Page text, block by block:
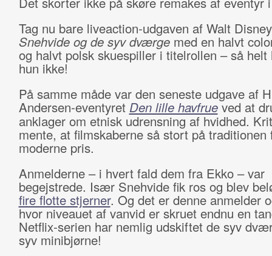
Tag nu bare liveaction-udgaven af Walt
Snehvide og de syv dværge med en halvt
og halvt polsk skuespiller i titelrollen – så helt
hun ikke!
På samme måde var den seneste udgave af
Andersen-eventyret Den lille havfrueved at
anklager om etnisk udrensning af hvidhed.
mente, at filmskaberne så stort på traditionen
moderne pris.
Anmelderne – i hvert fald dem fra Ekko – var
begejstrede. Især Snehvide fik ros og blev
fire flotte stjerner. Og det er denne anmelder
hvor niveauet af vanvid er skruet endnu en
Netflix-serien har nemlig udskiftet de syv
syv minibjørne!